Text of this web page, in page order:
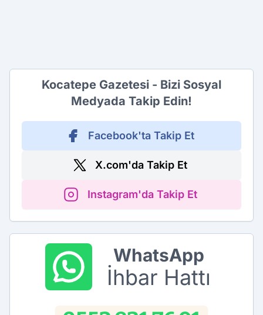
Kocatepe Gazetesi - Bizi Sosyal
Medyada Takip Edin!
Facebook'ta Takip Et
X.com'da Takip Et
Instagram'da Takip Et
WhatsApp
İhbar Hattı